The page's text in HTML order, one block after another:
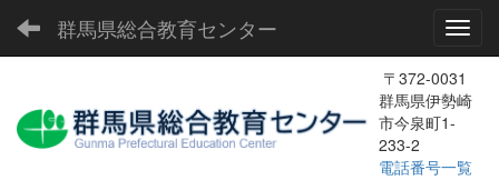
群馬県総合教育センター
〒372-0031
群馬県伊勢崎
市今泉町1-
233-2
電話番号一覧